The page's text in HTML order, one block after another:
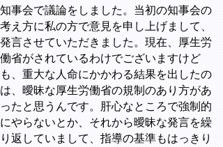
知事会で議論をしました。当初の知事会の
考え方に私の方で意見を申し上げまして、
発言させていただきました。現在、厚生労
働省がされているわけでございますけど
も、重大な人命にかかわる結果を出したの
は、曖昧な厚生労働省の規制のあり方があ
ったと思うんです。肝心なところで強制的
にやらないとか、それから曖昧な発言を繰
り返していまして、指導の基準もはっきり